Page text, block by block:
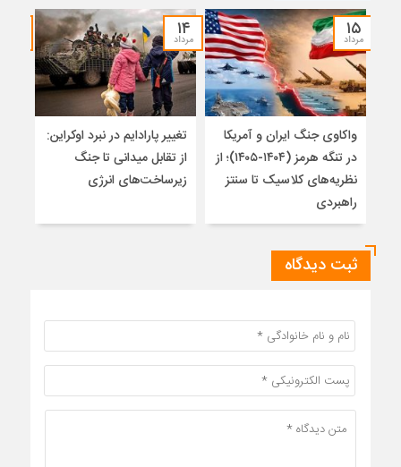
۱۵
مرداد
واکاوی جنگ ایران و آمریکا
در تنگه هرمز (۱۴۰۴-۱۴۰۵)؛ از
نظریه‌های کلاسیک تا سنتز
راهبردی
۱۴
مرداد
تغییر پارادایم در نبرد اوکراین:
از تقابل میدانی تا جنگ
زیرساخت‌های انرژی
ثبت دیدگاه